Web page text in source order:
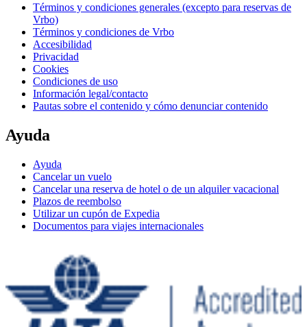
Términos y condiciones generales (excepto para reservas de
Vrbo)
Términos y condiciones de Vrbo
Accesibilidad
Privacidad
Cookies
Condiciones de uso
Información legal/contacto
Pautas sobre el contenido y cómo denunciar contenido
Ayuda
Ayuda
Cancelar un vuelo
Cancelar una reserva de hotel o de un alquiler vacacional
Plazos de reembolso
Utilizar un cupón de Expedia
Documentos para viajes internacionales